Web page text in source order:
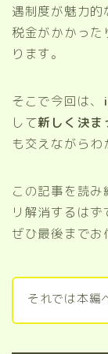
遇制度が魅力
税金がかかっ
ります。
そこで今回は、
して新しく決ま
も交えながらわ
この記事を読
リ解消するはず
ぜひ最後までお
それでは本編